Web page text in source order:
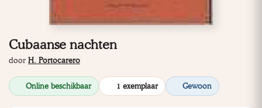
Cubaanse nachten
door H. Portocarero
Online beschikbaar 1 exemplaar Gewoon